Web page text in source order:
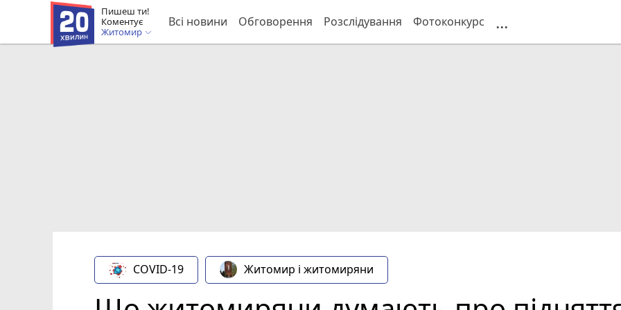
Пишеш ти!
Коментує
Житомир
Всі новини Обговорення Розслідування Фотоконкурс ...
COVID-19 Житомир і житомиряни